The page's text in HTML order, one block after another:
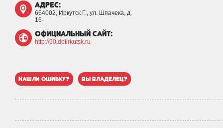
адрес:
664002, Иркутск Г., ул. Шпачека, д.
16
официальный сайт:
http://90.detirkutsk.ru
нашли ошибку? вы владелец?